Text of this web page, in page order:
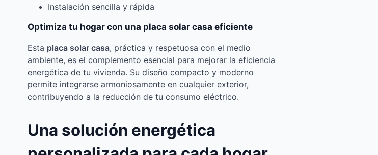
Instalación sencilla y rápida
Optimiza tu hogar con una placa solar casa eficiente
Esta placa solar casa, práctica y respetuosa con el medio
ambiente, es el complemento esencial para mejorar la eficiencia
energética de tu vivienda. Su diseño compacto y moderno
permite integrarse armoniosamente en cualquier exterior,
contribuyendo a la reducción de tu consumo eléctrico.
Una solución energética